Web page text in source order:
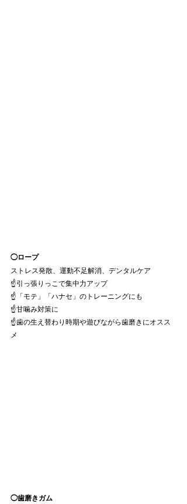
◯ロープ
ストレス発散、運動不足解消、デンタルケア
☝️引っ張りっこで集中力アップ
☝️「モテ」「ハナセ」のトレーニングにも
☝️甘噛み対策に
☝️歯の生え替わり時期や遊びながら歯磨きにオスス
メ
◯歯磨きガム